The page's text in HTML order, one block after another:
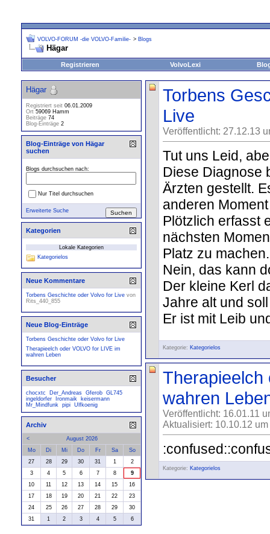
VOLVO-FORUM -die VOLVO-Familie- > Blogs
Hägar
Registrieren VolvoLexi
Torbens
Live
Veröffentlicht: 27.12.13
Tut uns Leid,
Diese Diagnose
Ärzten gestellt.
anderen
Plötzlich erfasst
nächsten
Platz zu machen.
Nein, das kann
Der kleine Kerl
Jahre alt und
Er ist mit Leib
Kategorie: Kategorielos
Therapieelch
wahren
Veröffentlicht: 16.01.11
Aktualisiert: 10.10.12
Kategorie: Kategorielos
Hägar
Registriert seit 06.01.2009
Ort 59069 Hamm
Beiträge 74
Blog-Einträge 2
Blog-Einträge von Hägar
suchen
Blogs durchsuchen nach:
Nur Titel durchsuchen
Erweiterte Suche
Kategorien
Lokale Kategorien
Kategorielos
Neue Kommentare
Torbens Geschichte oder Volvo for Live von
Rits_440_855
Neue Blog-Einträge
Torbens Geschichte oder Volvo for Live
Therapieelch oder VOLVO for LIVE im
wahren Leben
Besucher
chocxtc Der_Andreas Gferob GL745
ingeldorfer
Ironmaik
keisermann
Mr_Mindfunk pipi Ulfkoenig
Archiv
<
August 2026
Mo
Di Mi Do Fr Sa
So
27
28 29 30 31 1
2
3
4 5 6 7 8
9
10
11 12 13 14 15
16
17
18 19 20 21 22
23
24
25 26 27 28 29
30
31
1 2 3 4 5 6